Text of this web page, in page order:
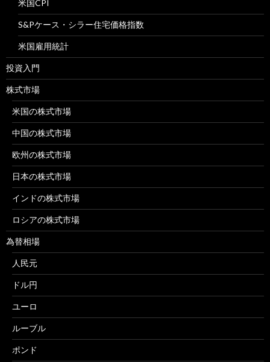
米国CPI
S&Pケース・シラー住宅価格指数
米国雇用統計
投資入門
株式市場
米国の株式市場
中国の株式市場
欧州の株式市場
日本の株式市場
インドの株式市場
ロシアの株式市場
為替相場
人民元
ドル円
ユーロ
ルーブル
ポンド